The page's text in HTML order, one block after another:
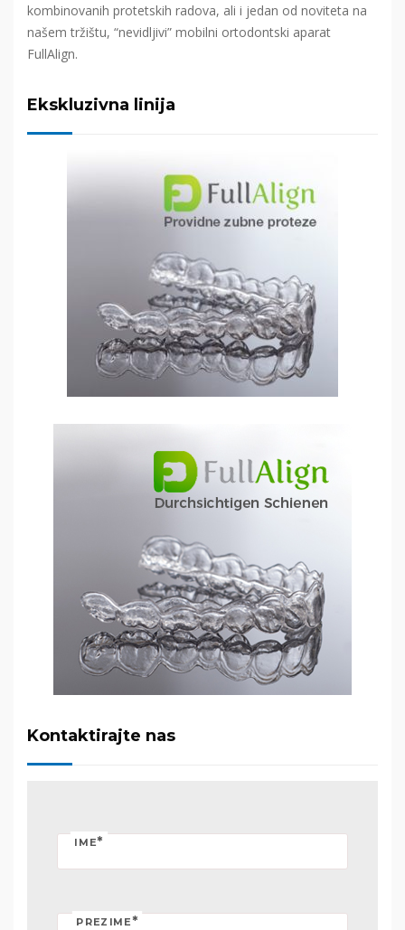
kombinovanih protetskih radova, ali i jedan od noviteta na
našem tržištu, “nevidljivi” mobilni ortodontski aparat
FullAlign.
Ekskluzivna linija
Kontaktirajte nas
IME*
PREZIME *